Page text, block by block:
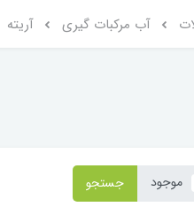
آب مرکبات گیری آریته
موجود جستجو